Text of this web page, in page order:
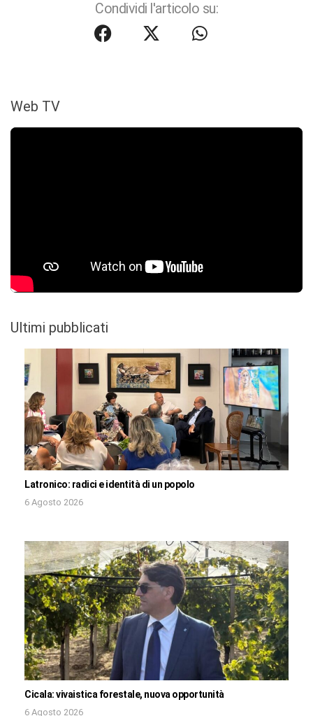
Condividi l'articolo su:
Web TV
Ultimi pubblicati
Latronico: radici e identità di un popolo
6 Agosto 2026
Cicala: vivaistica forestale, nuova opportunità
6 Agosto 2026